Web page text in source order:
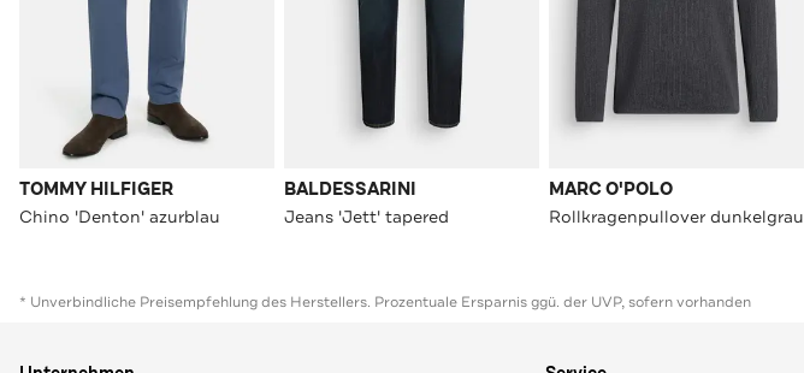
TOMMY HILFIGER
Chino 'Denton' azurblau
BALDESSARINI
Jeans 'Jett' tapered
MARC O'POLO
Rollkragenpullover dunkelgrau
* Unverbindliche Preisempfehlung des Herstellers. Prozentuale Ersparnis ggü. der UVP, sofern vorhanden